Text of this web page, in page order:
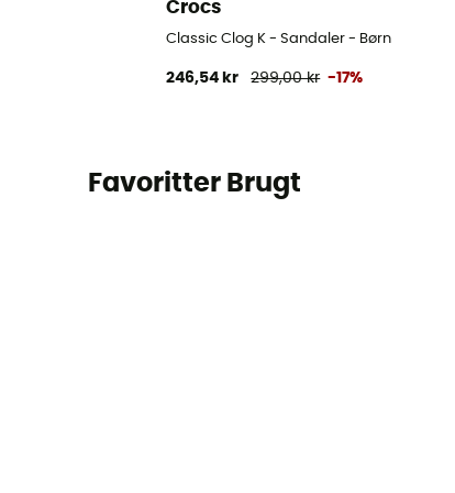
Crocs
Classic Clog K - Sandaler - Børn
246,54 kr 299,00 kr -17%
Favoritter Brugt